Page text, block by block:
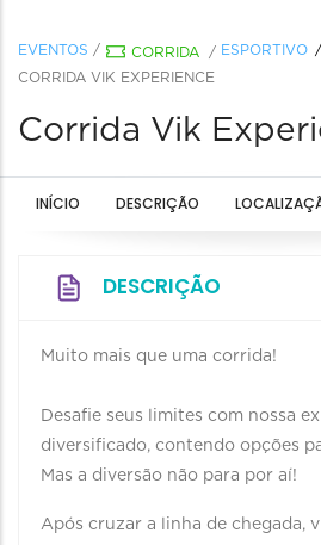
EVENTOS / CORRIDA / ESPORTIVO
CORRIDA VIK EXPERIENCE
Corrida Vik
INÍCIO DESCRIÇÃO
DESCRIÇÃO
Muito mais que uma corrida!
Desafie seus limites com nossa
diversificado, contendo opções
Mas a diversão não para por aí!
Após cruzar a linha de chegada,